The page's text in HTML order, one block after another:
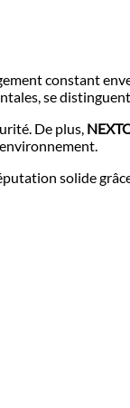
constant
se
De plus,
solide